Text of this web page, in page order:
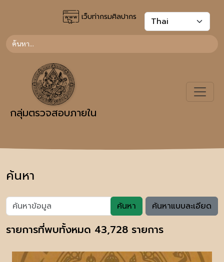
เว็บท่ากรมศิลปากร
กลุ่มตรวจสอบภายใน
ค้นหา
ค้นหา ค้นหาแบบละเอียด
รายการที่พบทั้งหมด 43,728 รายการ